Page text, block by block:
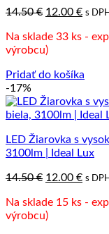
14.50€ Pôvodná
bola:
14.50 €.
12.00 €
je:
s DPH
Na sklade 33 ks -
výrobcu)
Pridať do košíka
-17%
LED Žiarovka s
3100lm | Ideal Lux
14.50€ Pôvodná
bola:
14.50 €.
12.00 €
je:
s DPH
Na sklade 15 ks -
výrobcu)